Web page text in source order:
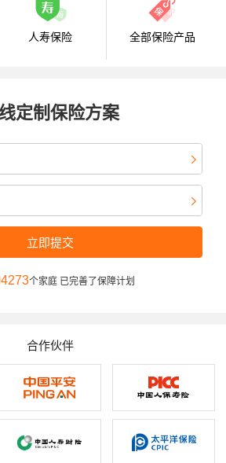
人寿保险 全部保险产品
定制保险方案
立即提交
个家庭 已完善了保障计划
合作伙伴